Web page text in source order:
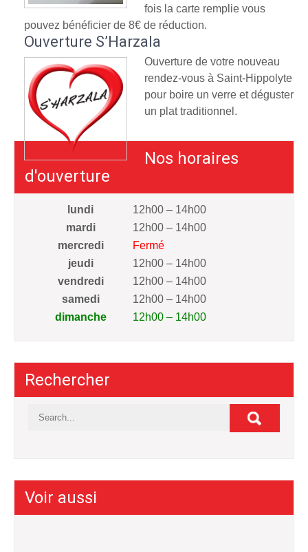
fois la carte remplie vous
pouvez bénéficier de 8€ de réduction.
Ouverture S’Harzala
Ouverture de votre nouveau
rendez-vous à Saint-Hippolyte
pour boire un verre et déguster
un plat traditionnel.
Nos horaires
d'ouverture
lundi
12h00 – 14h00
mardi
12h00 – 14h00
mercredi
Fermé
jeudi
12h00 – 14h00
vendredi
12h00 – 14h00
samedi
12h00 – 14h00
dimanche
12h00 – 14h00
Rechercher
Voir aussi